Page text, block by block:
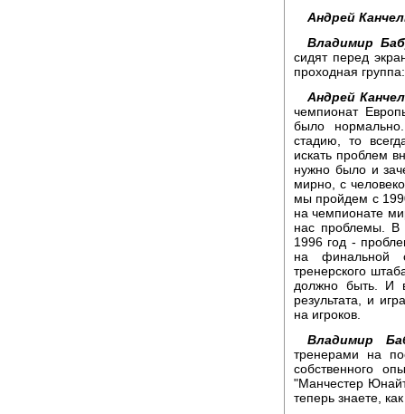
Андрей
Владимир
сидят перед
проходная группа:
Андрей
чемпионат
было
стадию, то
искать проблем
нужно было и
мирно, с
мы пройдем с
на чемпионате
нас проблемы. В
1996 год -
на финальной
тренерского
должно быть. И
результата, и
на игроков.
Владимир
тренерами на
собственного
"Манчестер
теперь знаете,